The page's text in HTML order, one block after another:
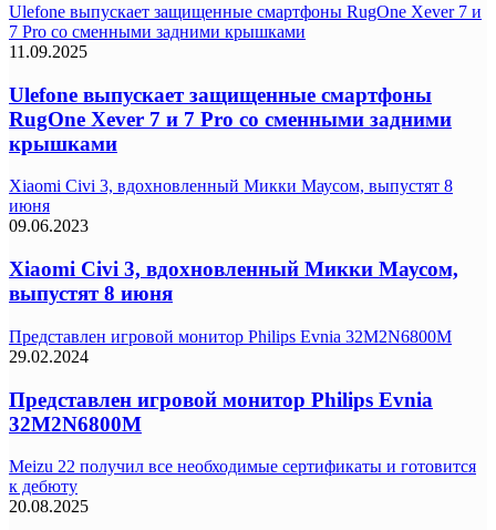
Ulefone выпускает защищенные смартфоны RugOne Xever 7 и
7 Pro со сменными задними крышками
11.09.2025
Ulefone выпускает защищенные смартфоны
RugOne Xever 7 и 7 Pro со сменными задними
крышками
Xiaomi Civi 3, вдохновленный Микки Маусом, выпустят 8
июня
09.06.2023
Xiaomi Civi 3, вдохновленный Микки Маусом,
выпустят 8 июня
Представлен игровой монитор Philips Evnia 32M2N6800M
29.02.2024
Представлен игровой монитор Philips Evnia
32M2N6800M
Meizu 22 получил все необходимые сертификаты и готовится
к дебюту
20.08.2025